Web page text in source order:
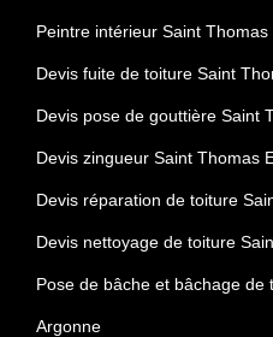
Peintre intérieur Saint
Devis fuite de toiture Saint
Devis pose de gouttière Saint
Devis zingueur Saint Thomas
Devis réparation de toiture
Devis nettoyage de toiture
Pose de bâche et bâchage de
Argonne